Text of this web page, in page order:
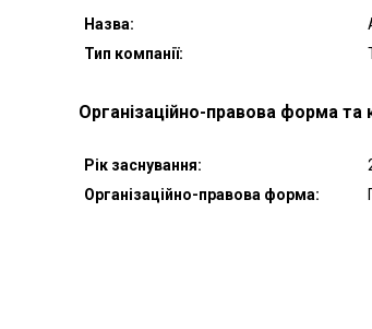
Назва:
Тип компанії:
Організаційно-правова форма та
Рік заснування:
Організаційно-правова форма: